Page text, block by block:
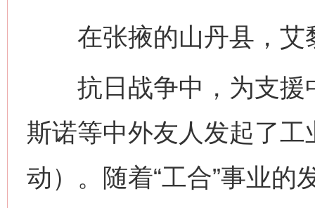
在张掖的山丹县，艾
抗日战争中，为支援
斯诺等中外友人发起了工
动）。随着“工合”事业的